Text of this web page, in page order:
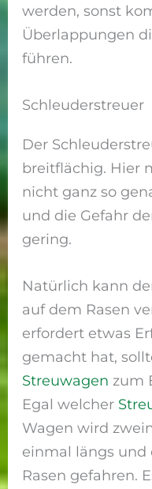
werden, sonst
Überlappungen
führen.
Schleuderstreuer
Der
breitflächig. Hier
nicht ganz so
und die Gefahr
gering.
Natürlich kann
auf dem Rasen
erfordert etwas
gemacht hat,
Streuwagen zum
Egal welcher
Wagen wird
einmal längs
Rasen gefahren.